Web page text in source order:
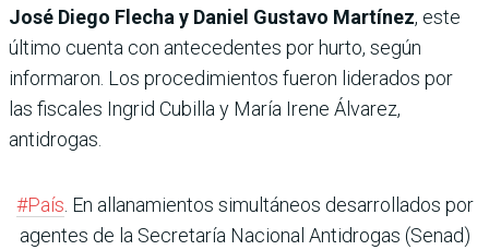
José Diego Flecha y Daniel Gustavo Martínez, este
último cuenta con antecedentes por hurto, según
informaron. Los procedimientos fueron liderados por
las fiscales Ingrid Cubilla y María Irene Álvarez,
antidrogas.
#País . En allanamientos simultáneos desarrollados por
agentes de la Secretaría Nacional Antidrogas (Senad)